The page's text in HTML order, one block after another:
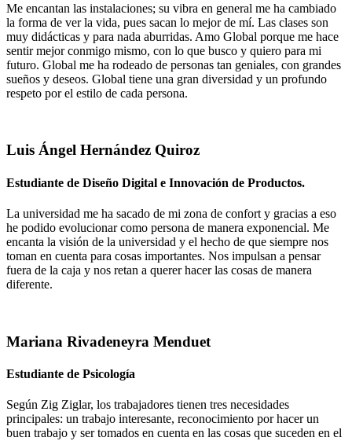
Me encantan las instalaciones; su vibra en general me ha cambiado
la forma de ver la vida, pues sacan lo mejor de mí. Las clases son
muy didácticas y para nada aburridas. Amo Global porque me hace
sentir mejor conmigo mismo, con lo que busco y quiero para mi
futuro. Global me ha rodeado de personas tan geniales, con grandes
sueños y deseos. Global tiene una gran diversidad y un profundo
respeto por el estilo de cada persona.
Luis Ángel Hernández Quiroz
Estudiante de Diseño Digital e Innovación de Productos.
La universidad me ha sacado de mi zona de confort y gracias a eso
he podido evolucionar como persona de manera exponencial. Me
encanta la visión de la universidad y el hecho de que siempre nos
toman en cuenta para cosas importantes. Nos impulsan a pensar
fuera de la caja y nos retan a querer hacer las cosas de manera
diferente.
Mariana Rivadeneyra Menduet
Estudiante de Psicología
Según Zig Ziglar, los trabajadores tienen tres necesidades
principales: un trabajo interesante, reconocimiento por hacer un
buen trabajo y ser tomados en cuenta en las cosas que suceden en el